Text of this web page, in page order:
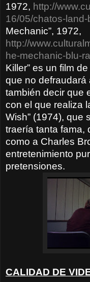
1972, http://
16/05/chatos-
Mechanic”, 1972,
http://
he-mechanic-blu-
Killer” es un film
que no defraudará
también decir que
con el que realiza
Wish” (1974), que
traería tanta fama,
como a Charles
entretenimiento
pretensiones.
CALIDAD DE